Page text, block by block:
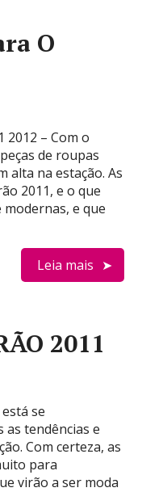
O
2012 – Com o
de roupas
alta na estação. As
2011, e o que
e que
Leia mais
2011
se
as tendências e
Com certeza, as
para
virão a ser moda